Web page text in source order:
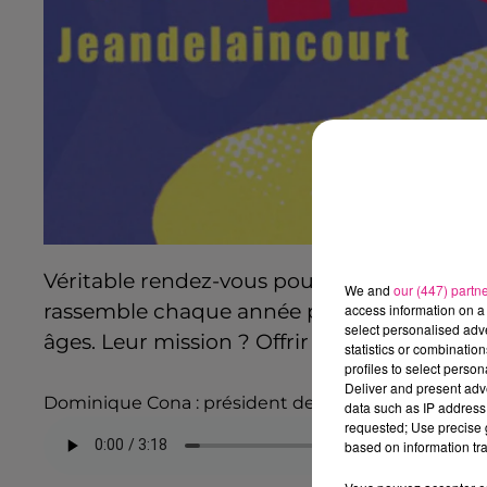
Véritable rendez-vous pour tous les
rassemble chaque année plus de2350
âges. Leur mission ? Offrir une expérience
Dominique Cona : président de l'association
We and our (447)
access information on
select personalised
statistics or
profiles to select
Deliver and present
data such as IP
requested; Use precise
based on information